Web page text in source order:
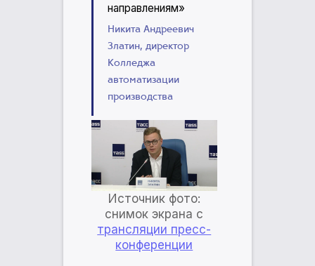
направлениям»
Никита Андреевич
Златин, директор
Колледжа
автоматизации
производства
Источник фото:
снимок экрана с
трансляции пресс-
конференции